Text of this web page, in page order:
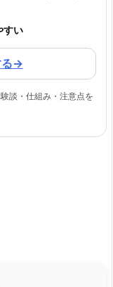
すい
→
談・仕組み・注意点を